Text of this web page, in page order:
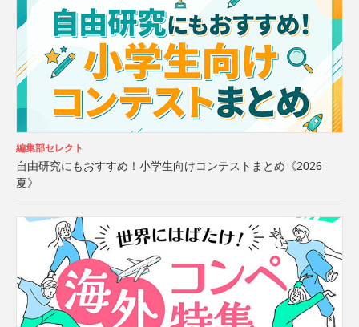
編集部セレクト
自由研究にもおすすめ！小学生向けコンテストまとめ《2026
夏》